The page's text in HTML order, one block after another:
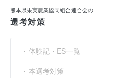
利益余剰金 （円）
売上伸び率
営業利益率 （％）
経常利益率 （％）
熊本県果実農業協同組合連合会の
選考対策
体験記・ES一覧
本選考対策